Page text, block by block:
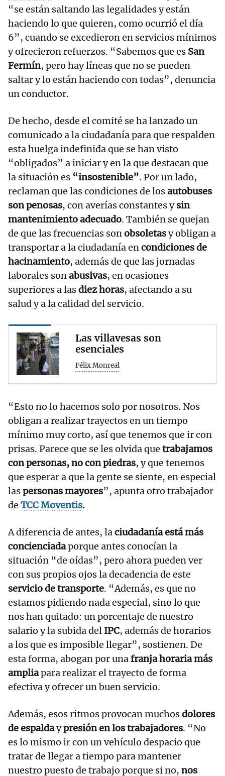
“se están saltando las legalidades y están
haciendo lo que quieren, como ocurrió el día
6”, cuando se excedieron en servicios mínimos
y ofrecieron refuerzos. “Sabemos que es San
Fermín, pero hay líneas que no se pueden
saltar y lo están haciendo con todas”, denuncia
un conductor.
De hecho, desde el comité se ha lanzado un
comunicado a la ciudadanía para que respalden
esta huelga indefinida que se han visto
“obligados” a iniciar y en la que destacan que
la situación es “insostenible”. Por un lado,
reclaman que las condiciones de losautobuses
son penosas, con averías constantes ysin
mantenimiento adecuado. También se quejan
de que las frecuencias sonobsoletasy obligan a
transportar a la ciudadanía encondiciones de
hacinamiento, además de que las jornadas
laborales sonabusivas, en ocasiones
superiores a lasdiez horas, afectando a su
salud y a la calidad del servicio.
Las villavesas son
esenciales
Félix Monreal
“Esto no lo hacemos solo por nosotros. Nos
obligan a realizar trayectos en un tiempo
mínimo muy corto, así que tenemos que ir con
prisas. Parece que se les olvida que trabajamos
con personas, no con piedras, y que tenemos
que esperar a que la gente se siente, en especial
laspersonas mayores”, apunta otro trabajador
de TCC Moventis.
A diferencia de antes, laciudadanía está más
concienciadaporque antes conocían la
situación “de oídas”, pero ahora pueden ver
con sus propios ojos la decadencia de este
servicio de transporte. “Además, es que no
estamos pidiendo nada especial, sino lo que
nos han quitado: un porcentaje de nuestro
salario y la subida del IPC, además de horarios
a los que es imposible llegar”, sostienen. De
esta forma, abogan por unafranja horaria más
ampliapara realizar el trayecto de forma
efectiva y ofrecer un buen servicio.
Además, esos ritmos provocan muchosdolores
de espaldaypresión en los trabajadores. “No
es lo mismo ir con un vehículo despacio que
tratar de llegar a tiempo para mantener
nuestro puesto de trabajo porque si no, nos